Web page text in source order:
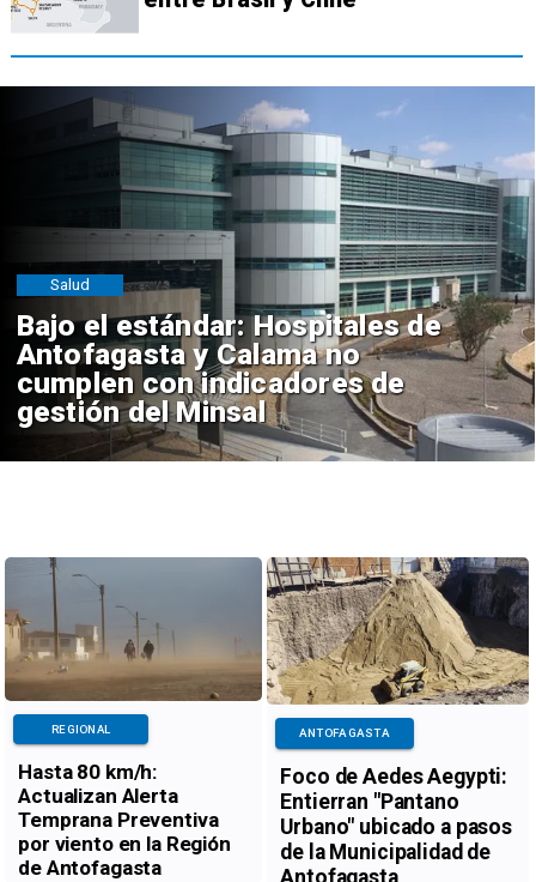
Bajo el estándar: Hospitales de
Antofagasta y Calama no
cumplen con indicadores de
gestión del Minsal
Salud
Hasta 80 km/h:
Actualizan Alerta
Temprana Preventiva
por viento en la Región
de Antofagasta
REGIONAL
Foco de Aedes Aegypti:
Entierran "Pantano
Urbano" ubicado a pasos
de la Municipalidad de
Antofagasta
ANTOFAGASTA